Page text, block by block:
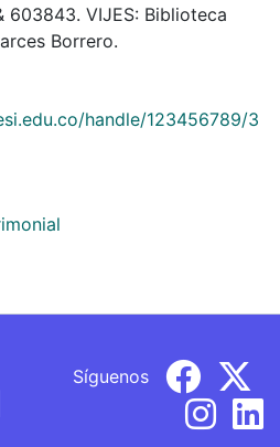
603843. VIJES: Biblioteca
Borrero.
handle/123456789/3
Síguenos